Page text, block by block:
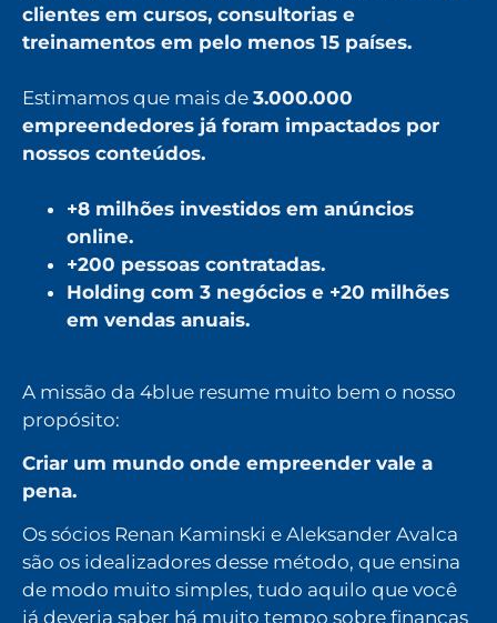
clientes em cursos, consultorias e
treinamentos em pelo menos 15 países.
Estimamos que mais de 3.000.000
empreendedores já foram impactados por
nossos conteúdos.
+8 milhões investidos em anúncios
online.
+200 pessoas contratadas.
Holding com 3 negócios e +20 milhões
em vendas anuais.
A missão da 4blue resume muito bem o nosso
propósito:
Criar um mundo onde empreender vale a
pena.
Os sócios Renan Kaminski e Aleksander Avalca
são os idealizadores desse método, que ensina
de modo muito simples, tudo aquilo que você
já deveria saber há muito tempo sobre finanças